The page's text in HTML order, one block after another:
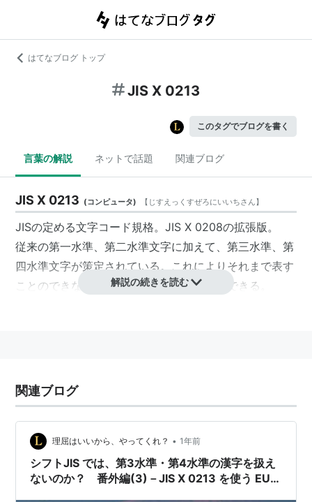
はてなブログ トップ
JIS X 0213
このタグでブログを書く
言葉の解説 ネットで話題 関連ブログ
JIS X 0213 (コンピュータ) 【 じすえっくすぜろにいいちさん】
JISの定める文字コード規格。JIS X 0208の拡張版。
従来の第一水準、第二水準文字に加えて、第三水準、第
四水準文字が策定されている。これによりそれまで表す
ことのできなかった漢字を表示することができる。
上でも基本多言語面
多言語面(BMP/UCS-2)のみでUTF-16などに対応してい
ないソフトでは全文字を利用することができない場合も
ある。
解説の続きを読む
関連ブログ
理屈はいいから、やってくれ？ • 1年前
シフトJIS では、第3水準・第4水準の漢字を扱え
ないのか？ 番外編(3)－JIS X 0213 を使う EUC